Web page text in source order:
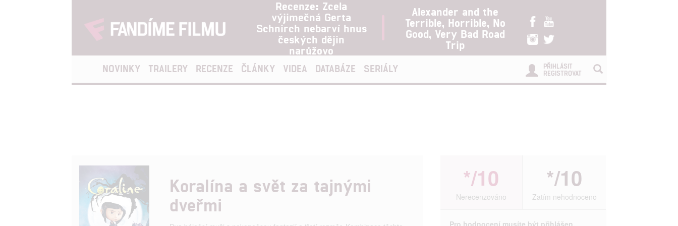
Recenze: Zcela
výjimečná Gerta
Schnirch nebarví hnus
českých dějin
narůžovo
Alexander and the
Terrible, Horrible, No
Good, Very Bad Road
Trip
NOVINKY TRAILERY RECENZE ČLÁNKY VIDEA DATABÁZE SERIÁLY
PŘIHLÁSIT
REGISTROVAT
Koralína a svět za tajnými
dveřmi
*/10
Nerecenzováno
*/10
Zatím nehodnoceno
Pro hodnocení musíte být přihlášen.